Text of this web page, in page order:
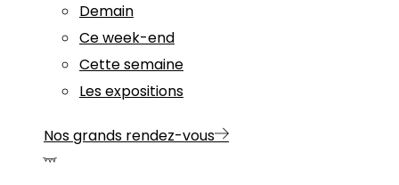
Demain
Ce week-end
Cette semaine
Les expositions
Nos grands rendez-vous